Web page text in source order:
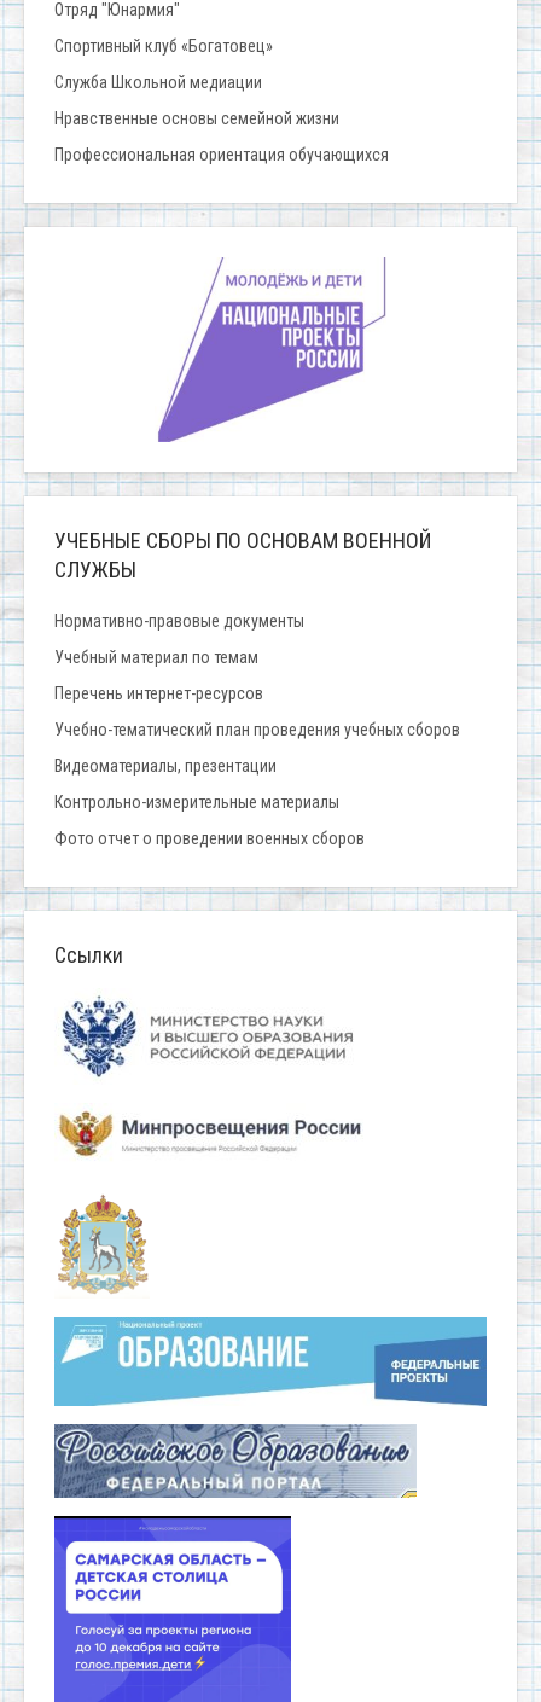
Отряд "Юнармия"
Спортивный клуб «Богатовец»
Служба Школьной медиации
Нравственные основы семейной жизни
Профессиональная ориентация обучающихся
УЧЕБНЫЕ СБОРЫ ПО ОСНОВАМ ВОЕННОЙ
СЛУЖБЫ
Нормативно-правовые документы
Учебный материал по темам
Перечень интернет-ресурсов
Учебно-тематический план проведения учебных сборов
Видеоматериалы, презентации
Контрольно-измерительные материалы
Фото отчет о проведении военных сборов
Ссылки